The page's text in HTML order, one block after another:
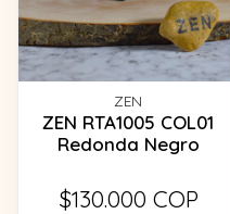
ZEN
ZEN RTA1005 COL01
Redonda Negro
$130.000 COP